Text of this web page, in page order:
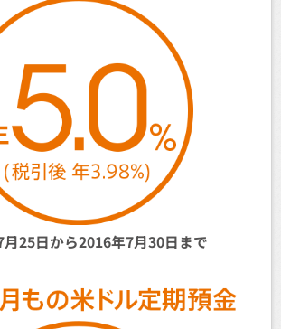
25日から2016年7月30日まで